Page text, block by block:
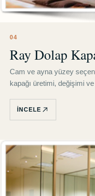
04
Ray Dolap
Cam ve ayna yüzey
kapağı üretimi, değişimi ve
İNCELE